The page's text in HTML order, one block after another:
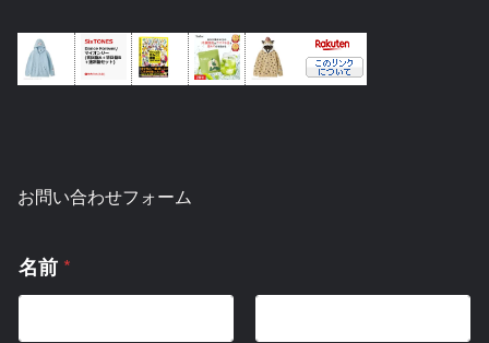
お問い合わせフォーム
名前 *